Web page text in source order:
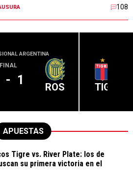
108
ARGENTINA
FINAL
- 1 ROS TIG
APUESTAS
Tigre vs. River Plate: los de
su primera victoria en el